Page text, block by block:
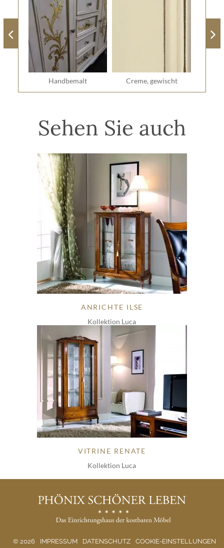
Handbemalt Creme, gewischt
Sehen Sie auch
ANRICHTE ILSE
Kollektion Luca
VITRINE RENATE
Kollektion Luca
© 2026 IMPRESSUM DATENSCHUTZ COOKIE-EINSTELLUNGEN